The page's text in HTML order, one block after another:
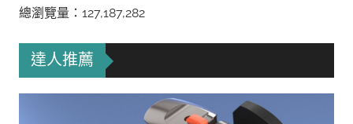
總瀏覽量：127,187,282
達人推薦